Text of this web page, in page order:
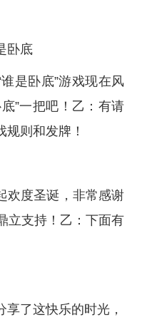
卧底
是卧底”游戏现在风
”一把吧！乙：有请
则和发牌！
欢度圣诞，非常感谢
立支持！乙：下面有
了这快乐的时光，